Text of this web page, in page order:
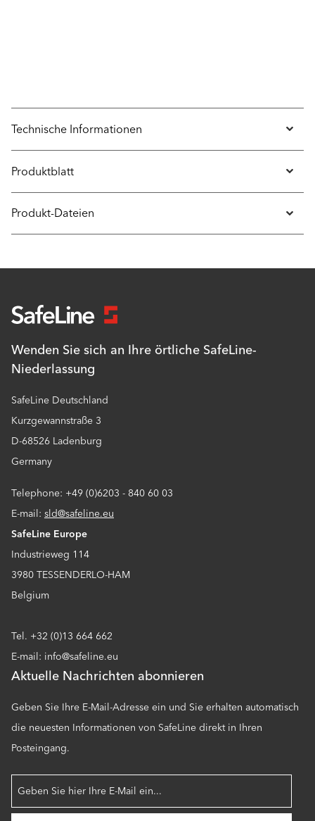
Technische Informationen
Produktblatt
Produkt-Dateien
Wenden Sie sich an Ihre örtliche SafeLine-
Niederlassung
SafeLine Deutschland
Kurzgewannstraße 3
D-68526 Ladenburg
Germany
Telephone: +49 (0)6203 - 840 60 03
E-mail: sld@safeline.eu
SafeLine Europe
Industrieweg 114
3980 TESSENDERLO-HAM
Belgium
Tel. +32 (0)13 664 662
E-mail: info@safeline.eu
Aktuelle Nachrichten abonnieren
Geben Sie Ihre E-Mail-Adresse ein und Sie erhalten automatisch
die neuesten Informationen von SafeLine direkt in Ihren
Posteingang.